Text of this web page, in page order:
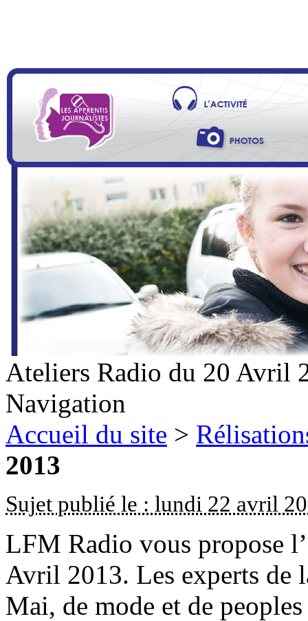
Ateliers Radio du 20 Avril
Navigation
Accueil du site >
2013
Sujet publié le : lundi 22 avril
LFM Radio vous propose
Avril 2013. Les experts de
Mai, de mode et de